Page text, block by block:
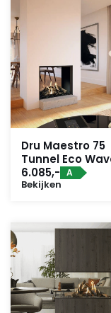
Dru Maestro 75
Tunnel Eco
6.085,- A
Bekijken